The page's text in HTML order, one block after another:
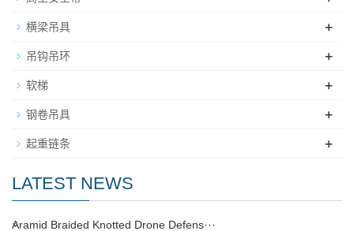
横梁吊具 +
吊钩吊环 +
软梯 +
钢卷吊具 +
起重链条 +
LATEST NEWS
Aramid Braided Knotted Drone Defens···